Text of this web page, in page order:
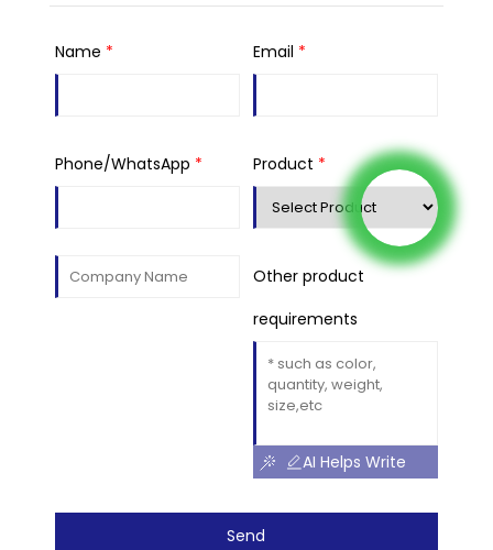
Name * Email *
Phone/WhatsApp * Product *
Other product
requirements
AI Helps Write
Send